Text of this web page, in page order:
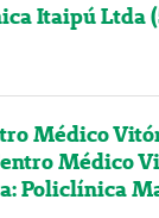
Itaipú Ltda
Médico
Médico
Policlínica